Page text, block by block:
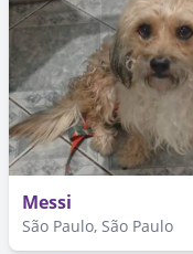
Messi
São Paulo, São Paulo